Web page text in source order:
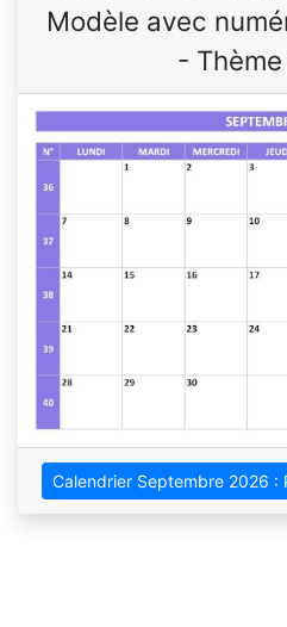
Modèle avec
-
Calendrier Septembre 2026 :